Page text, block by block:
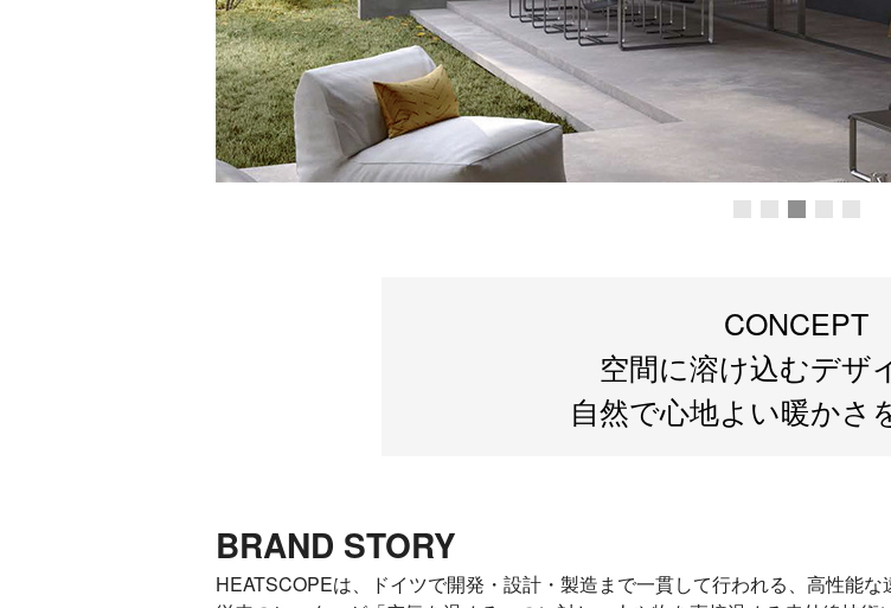
CONCEPT
空間に溶け込むデザ
自然で心地よい暖かさ
BRAND STORY
HEATSCOPEは、ドイツで開発・設計・製造まで一貫して行われる、高性能な